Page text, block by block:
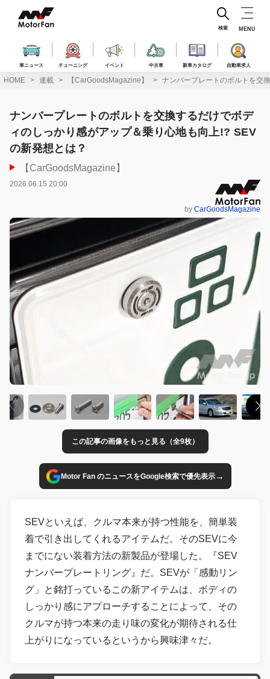
ス
車ニュース チューニング イベント 中古車 新車カタログ 自動車求人
検索 MENU
HOME 連載 【CarGoodsMagazine】 ナンバープレートのボルトを交
ナンバープレートのボルトを交換するだけでボデ
ィのしっかり感がアップ＆乗り心地も向上!? SEV
の新発想とは？
【CarGoodsMagazine】
2026.06.15 20:00
by CarGoodsMagazine
この記事の画像をもっと見る（全9枚）
Motor Fan のニュースをGoogle検索で優先表示→
SEVといえば、クルマ本来が持つ性能を、簡単装
着で引き出してくれるアイテムだ。そのSEVに今
までにない装着方法の新製品が登場した。『SEV
ナンバープレートリング』だ。SEVが「感動リン
グ」と銘打っているこの新アイテムは、ボディの
しっかり感にアプローチすることによって、その
クルマが持つ本来の走り味の変化が期待される仕
上がりになっているというから興味津々だ。